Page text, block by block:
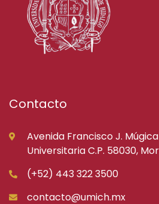
Contacto
Avenida Francisco J.
Universitaria C.P. 58030,
(+52) 443 322 3500
contacto@umich.mx